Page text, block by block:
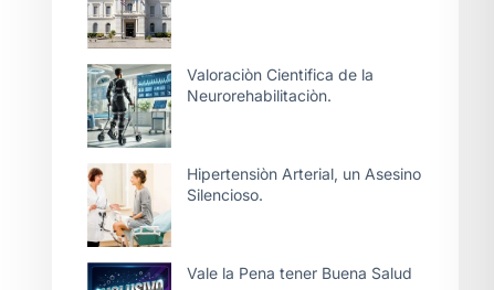
Valoraciòn Cientifica de la
Neurorehabilitaciòn.
Hipertensiòn Arterial, un Asesino
Silencioso.
Vale la Pena tener Buena Salud